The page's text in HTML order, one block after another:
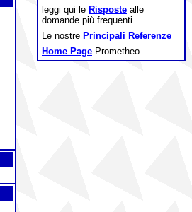
leggi qui le Risposte alle
domande più frequenti
Le nostre Principali Referenze
Home Page Prometheo